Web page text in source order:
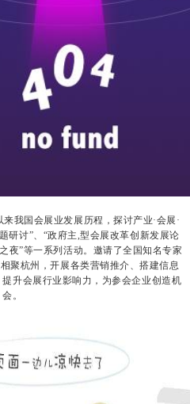
我国会展业发展历程，探讨产业·会展·
研讨”、“政府主,型会展改革创新发展论
夜”等一系列活动。 邀请了全国知名专家
聚杭州，开展各类营销推介、搭建信息
升会展行业影响力，为参会企业创造机
会。